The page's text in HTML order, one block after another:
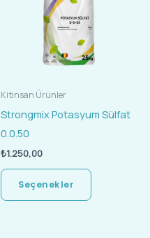
Kitinsan Ürünler
Strongmix Potasyum Sülfat
0.0.50
₺1.250,00
Seçenekler
varyasyonu
var.
Seçenekler